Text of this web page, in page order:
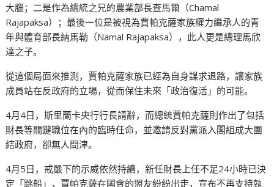
大腦；二是作為總統之兄的農業部長查馬爾（Chamal
Rajapaksa）；最後一位是被視為賈帕克薩家族權力繼承人的青
年與體育部長納馬勒（Namal Rajapaksa），此人更是總理馬欣
達之子。
從這個局面來推測，賈帕克薩家族已經為自身謀求退路，讓家族
成員站在反政府的立場，從而保住未來「政治復活」的可能。
4月4日，斯里蘭卡央行行長請辭，而總統賈帕克薩則作出了包括
財長等關鍵職位在內的臨時任命，並邀請反對黨派入閣組成大團
結政府，卻無人問津。
4月5日，戒嚴下的示威依然持續，新任財長上任不足24小時已決
定「跳船」，賈帕克薩在國會的盟友紛紛出走，宣布不再支持執